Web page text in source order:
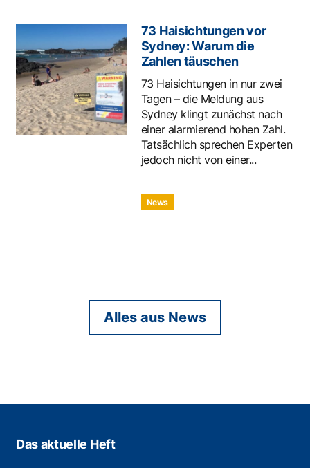
73 Haisichtungen vor
Sydney: Warum die
Zahlen täuschen
73 Haisichtungen in nur zwei
Tagen – die Meldung aus
Sydney klingt zunächst nach
einer alarmierend hohen Zahl.
Tatsächlich sprechen Experten
jedoch nicht von einer...
News
Alles aus News
Das aktuelle Heft